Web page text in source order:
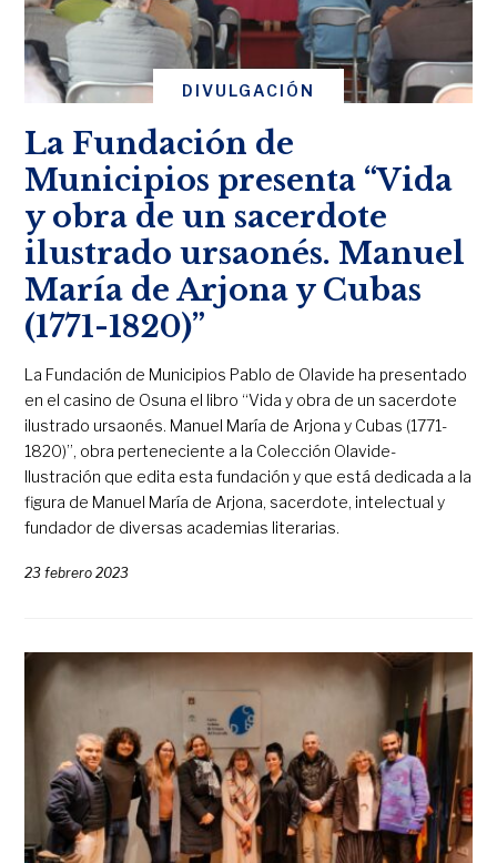
DIVULGACIÓN
La Fundación de
Municipios presenta “Vida
y obra de un sacerdote
ilustrado ursaonés. Manuel
María de Arjona y Cubas
(1771-1820)”
La Fundación de Municipios Pablo de Olavide ha presentado
en el casino de Osuna el libro “Vida y obra de un sacerdote
ilustrado ursaonés. Manuel María de Arjona y Cubas (1771-
1820)”, obra perteneciente a la Colección Olavide-
Ilustración que edita esta fundación y que está dedicada a la
figura de Manuel María de Arjona, sacerdote, intelectual y
fundador de diversas academias literarias.
23 febrero 2023